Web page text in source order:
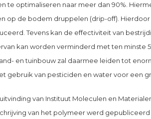
te optimaliseren naar meer dan 90%.
op de bodem druppelen (drip-off).
Tevens kan de effectiviteit van
kan worden verminderd met ten minste
en tuinbouw zal daarmee leiden tot
gebruik van pesticiden en water voor een
van Instituut Moleculen en
van het polymeer werd gepubliceerd